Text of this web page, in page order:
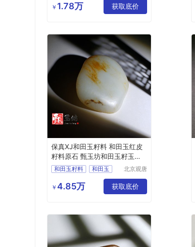
和田玉原石
有限公司
￥ 1.78万 获取底价
保真XJ和田玉籽料 和田玉红皮
籽料原石 甄玉坊和田玉籽玉原
石和田玉籽料
和田玉
和田籽玉
甄玉坊和田玉
北京观唐
有限公司
￥ 4.85万 获取底价